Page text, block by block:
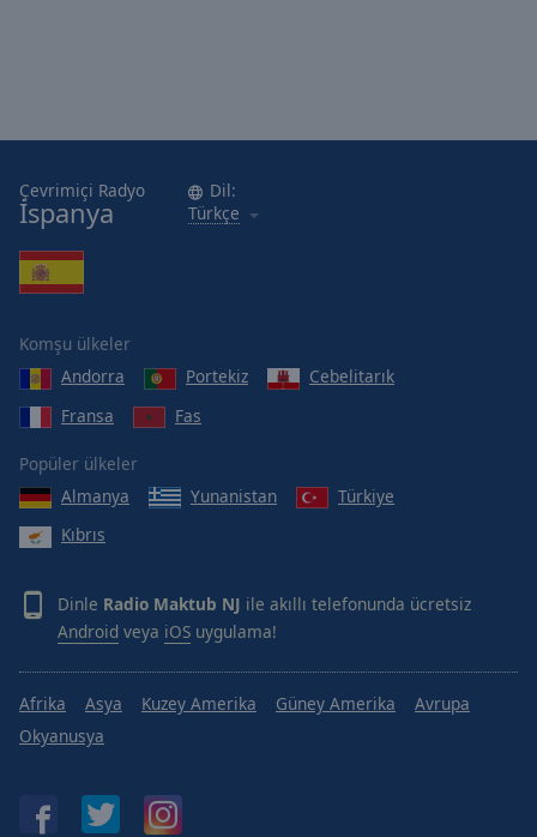
Çevrimiçi Radyo
İspanya
Dil:
Türkçe
Komşu ülkeler
Andorra
Portekiz
Cebelitarık
Fransa
Fas
Popüler ülkeler
Almanya
Yunanistan
Türkiye
Kıbrıs
Dinle Radio Maktub NJ ile akıllı telefonunda ücretsiz
Android veya iOS uygulama!
Afrika Asya Kuzey Amerika Güney Amerika
Avrupa
Okyanusya